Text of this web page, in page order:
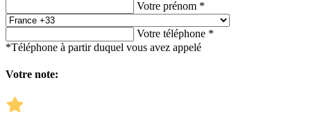
Votre prénom *
Votre téléphone *
*Téléphone à partir duquel vous avez appelé
Votre note: